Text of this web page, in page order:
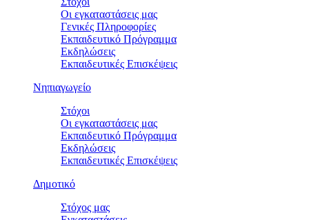
Οι εγκαταστάσεις μας
Γενικές Πληροφορίες
Εκπαιδευτικό Πρόγραμμα
Εκδηλώσεις
Εκπαιδευτικές Eπισκέψεις
Νηπιαγωγείο
Στόχοι
Οι εγκαταστάσεις μας
Εκπαιδευτικό Πρόγραμμα
Εκδηλώσεις
Εκπαιδευτικές Eπισκέψεις
Δημοτικό
Στόχος μας